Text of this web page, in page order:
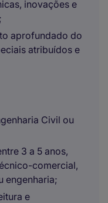
inovações e
aprofundado do
atribuídos e
Civil ou
3 a 5 anos,
comercial,
engenharia;
e